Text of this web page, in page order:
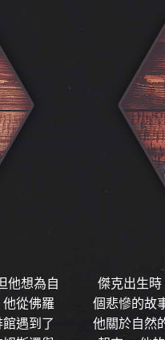
他想為自
從佛羅
遇到了
傑克出生
個悲慘的故
他關於自然